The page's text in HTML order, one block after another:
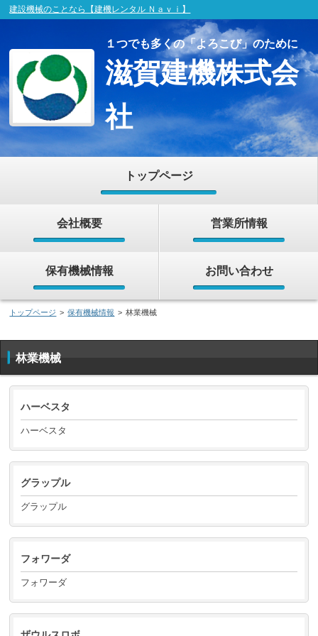
建設機械のことなら【建機レンタル Ｎａｖｉ】
１つでも多くの「よろこび」のために
滋賀建機株式会
社
トップページ
会社概要 営業所情報
保有機械情報 お問い合わせ
トップページ > 保有機械情報 > 林業機械
林業機械
ハーベスタ
ハーベスタ
グラップル
グラップル
フォワーダ
フォワーダ